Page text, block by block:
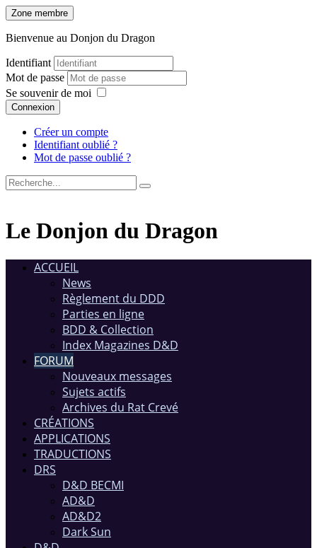
Zone membre
Bienvenue au Donjon du Dragon
Identifiant
Mot de passe
Se souvenir de moi
Connexion
Créer un compte
Identifiant oublié ?
Mot de passe oublié ?
Le Donjon du Dragon
ACCUEIL
News
Règlement du DDD
Parties en ligne
BDD & Collection
Index Magazines D&D
FORUM
Nouveaux messages
Sujets actifs
Archives du Rat Crevé
CRÉATIONS
APPLICATIONS
TRADUCTIONS
DRS
D&D BECMI
AD&D
AD&D2
Dark Sun